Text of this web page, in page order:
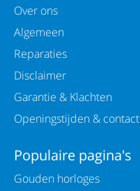
Over ons
Algemeen
Reparaties
Disclaimer
Garantie & Klachten
Openingstijden & contact
Populaire pagina's
Gouden horloges